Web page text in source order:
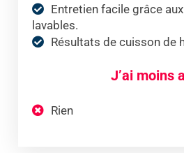
Entretien facile grâce
lavables.
Résultats de cuisson de
J’ai moins
Rien